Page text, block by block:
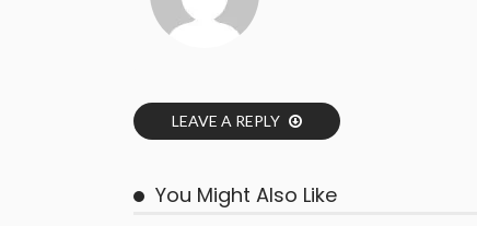
LEAVE A REPLY
You Might Also Like